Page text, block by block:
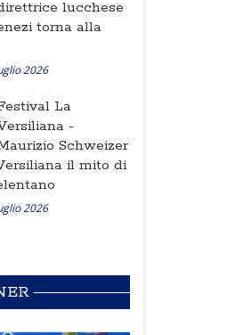
lucchese
torna alla
2026
La
-
Schweizer
il mito di
2026